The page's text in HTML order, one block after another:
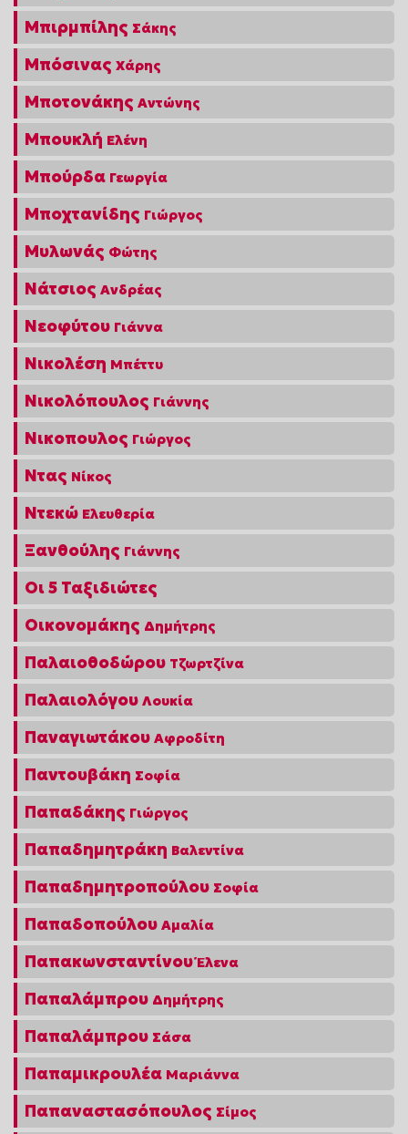
Μπιρμπίλης Σάκης
Μπόσινας Χάρης
Μποτονάκης Αντώνης
Μπουκλή Ελένη
Μπούρδα Γεωργία
Μποχτανίδης Γιώργος
Μυλωνάς Φώτης
Νάτσιος Ανδρέας
Νεοφύτου Γιάννα
Νικολέση Μπέττυ
Νικολόπουλος Γιάννης
Νικοπουλος Γιώργος
Ντας Νίκος
Ντεκώ Ελευθερία
Ξανθούλης Γιάννης
Οι 5 Ταξιδιώτες
Οικονομάκης Δημήτρης
Παλαιοθοδώρου Τζωρτζίνα
Παλαιολόγου Λουκία
Παναγιωτάκου Αφροδίτη
Παντουβάκη Σοφία
Παπαδάκης Γιώργος
Παπαδημητράκη Βαλεντίνα
Παπαδημητροπούλου Σοφία
Παπαδοπούλου Αμαλία
Παπακωνσταντίνου Έλενα
Παπαλάμπρου Δημήτρης
Παπαλάμπρου Σάσα
Παπαμικρουλέα Μαριάννα
Παπαναστασόπουλος Σίμος